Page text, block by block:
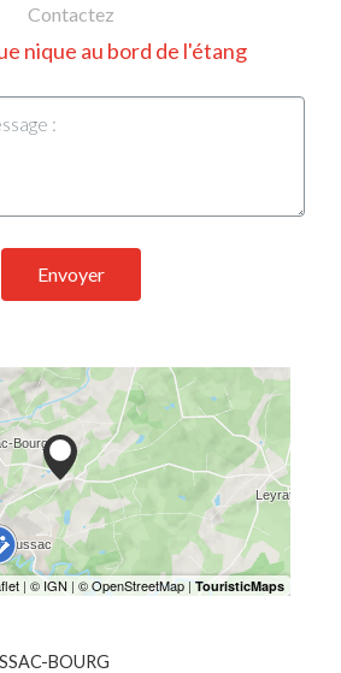
Contactez
nique au bord de l'étang
Envoyer
BOURG